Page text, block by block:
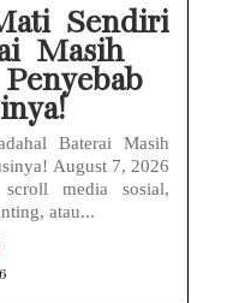
Sendiri
Masih
Baterai Masih
August 7, 2026
media sosial,
atau...